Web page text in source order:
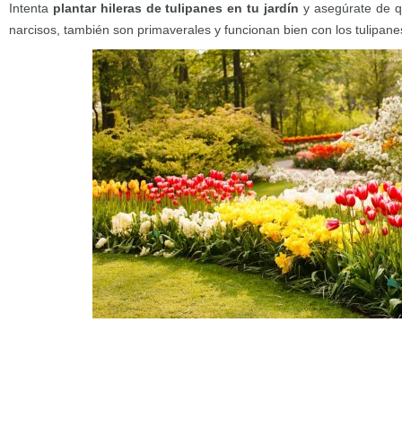
Intenta plantar hileras de tulipanes en tu jardín y asegúrate de
narcisos, también son primaverales y funcionan bien con los